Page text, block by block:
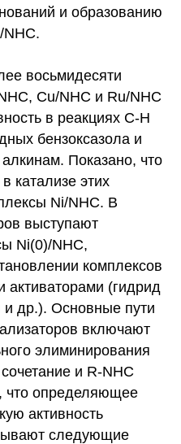
и образованию
NHC.
восьмидесяти
Cu/NHC и Ru/NHC
в реакциях С-Н
бензоксазола и
Показано, что
катализе этих
Ni/NHC. В
выступают
Ni(0)/NHC,
комплексов
активаторами (гидрид
и др.). Основные пути
включают
элиминирования
и R-NHC
что определяющее
активность
следующие